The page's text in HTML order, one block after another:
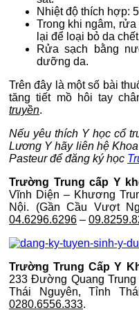
Nhiệt độ thích hợp:
Trong khi ngâm, rửa
lại để loại bỏ da
Rửa sạch bằng
dưỡng da.
Trên đây là một số bài
tăng tiết mồ hôi tay
truyền.
Nếu yêu thích Y học cổ
Lương Y hãy liên hệ
Pasteur để đăng ký học
Trường Trung cấp Y
Vĩnh Diện – Khương
Nội. (Gần Cầu Vượt
04.6296.6296 –
Trường Trung Cấp Y
233 Đường Quang
Thái Nguyên, Tỉnh
0280.6556.333.